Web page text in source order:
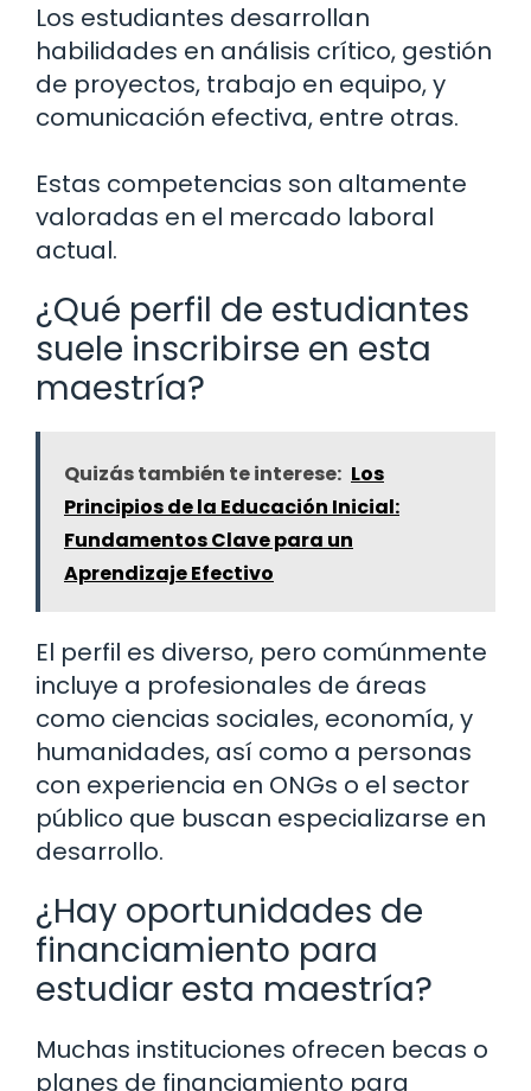
Los estudiantes desarrollan
habilidades en análisis crítico, gestión
de proyectos, trabajo en equipo, y
comunicación efectiva, entre otras.
Estas competencias son altamente
valoradas en el mercado laboral
actual.
¿Qué perfil de estudiantes
suele inscribirse en esta
maestría?
Quizás también te interese: Los
Principios de la Educación Inicial:
Fundamentos Clave para un
Aprendizaje Efectivo
El perfil es diverso, pero comúnmente
incluye a profesionales de áreas
como ciencias sociales, economía, y
humanidades, así como a personas
con experiencia en ONGs o el sector
público que buscan especializarse en
desarrollo.
¿Hay oportunidades de
financiamiento para
estudiar esta maestría?
Muchas instituciones ofrecen becas o
planes de financiamiento para